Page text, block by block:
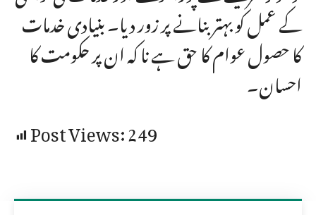
کے عمل کو بہتر بنانے پر زور دیا۔ بنیادی خدمات
کا حصول عوام کا حق ہے نا کہ ان پر حکومت کا
احسان۔
Post Views:249